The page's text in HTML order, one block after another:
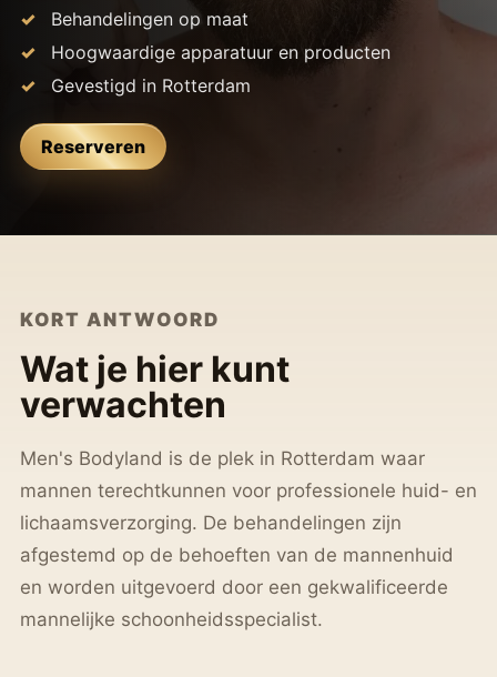
Behandelingen op maat
Hoogwaardige apparatuur en producten
Gevestigd in Rotterdam
Reserveren
KORT ANTWOORD
Wat je hier kunt
verwachten
Men's Bodyland is de plek in Rotterdam waar
mannen terechtkunnen voor professionele huid- en
lichaamsverzorging. De behandelingen zijn
afgestemd op de behoeften van de mannenhuid
en worden uitgevoerd door een gekwalificeerde
mannelijke schoonheidsspecialist.